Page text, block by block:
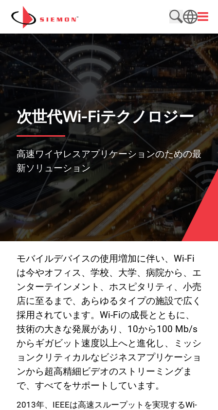
内容をスキップ
検索サイト
メニ
SEARCH
次世代Wi-Fiテクノロジー
高速ワイヤレスアプリケーションのための最
新ソリューション
モバイルデバイスの使用増加に伴い、Wi-Fi
は今やオフィス、学校、大学、病院から、エ
ンターテインメント、ホスピタリティ、小売
店に至るまで、あらゆるタイプの施設で広く
採用されています。Wi-Fiの成長とともに、
技術の大きな発展があり、10から100 Mb/s
からギガビット速度以上へと進化し、ミッシ
ョンクリティカルなビジネスアプリケーショ
ンから超高精細ビデオのストリーミングま
で、すべてをサポートしています。
2013年、IEEEは高速スループットを実現するWi-